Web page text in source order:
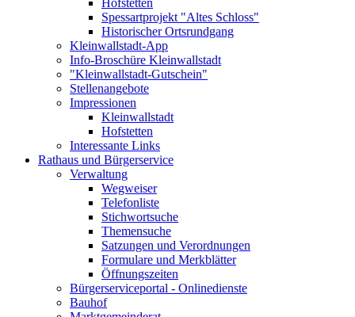
Hofstetten
Spessartprojekt "Altes Schloss"
Historischer Ortsrundgang
Kleinwallstadt-App
Info-Broschüre Kleinwallstadt
"Kleinwallstadt-Gutschein"
Stellenangebote
Impressionen
Kleinwallstadt
Hofstetten
Interessante Links
Rathaus und Bürgerservice
Verwaltung
Wegweiser
Telefonliste
Stichwortsuche
Themensuche
Satzungen und Verordnungen
Formulare und Merkblätter
Öffnungszeiten
Bürgerserviceportal - Onlinedienste
Bauhof